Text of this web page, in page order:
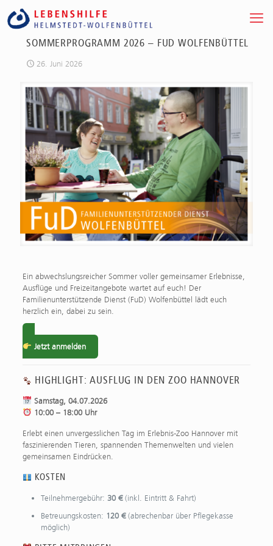
SOMMERPROGRAMM 2026 – FUD WOLFENBÜTTEL
26. Juni 2026
Ein abwechslungsreicher Sommer voller gemeinsamer Erlebnisse,
Ausflüge und Freizeitangebote wartet auf euch! Der
Familienunterstützende Dienst (FuD) Wolfenbüttel lädt euch
herzlich ein, dabei zu sein.
Jetzt anmelden
HIGHLIGHT: AUSFLUG IN DEN ZOO HANNOVER
Samstag, 04.07.2026
10:00 – 18:00 Uhr
Erlebt einen unvergesslichen Tag im Erlebnis-Zoo Hannover mit
faszinierenden Tieren, spannenden Themenwelten und vielen
gemeinsamen Eindrücken.
KOSTEN
Teilnehmergebühr: 30 €(inkl. Eintritt & Fahrt)
Betreuungskosten: 120 €(abrechenbar über Pflegekasse
möglich)